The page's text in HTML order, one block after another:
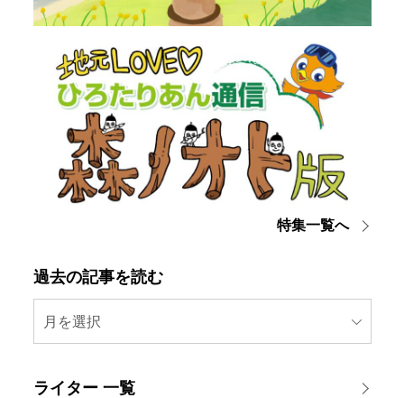
特集一覧へ
過去の記事を読む
月を選択
ライター 一覧